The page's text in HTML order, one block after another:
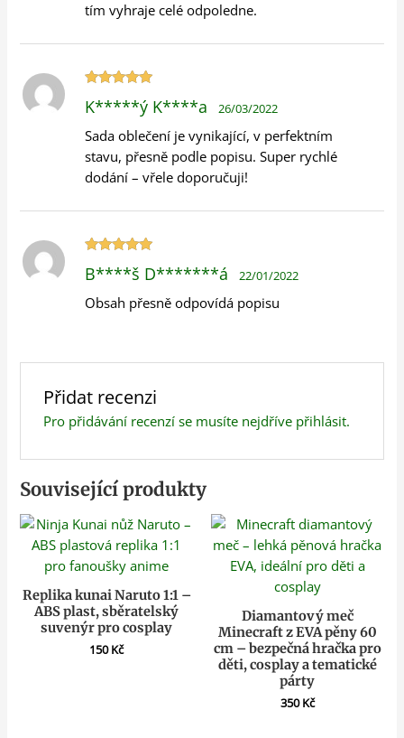
tím vyhraje celé odpoledne.
5z 5
K*****ý K****a 26/03/2022
Sada oblečení je vynikající, v perfektním
stavu, přesně podle popisu. Super rychlé
dodání – vřele doporučuji!
5z 5
B****š D*******á 22/01/2022
Obsah přesně odpovídá popisu
Přidat recenzi
Pro přidávání recenzí se musíte nejdříve přihlásit.
Související produkty
Replika kunai Naruto 1:1 –
ABS plast, sběratelský
suvenýr pro cosplay
150Kč
Diamantový meč
Minecraft z EVA pěny 60
cm – bezpečná hračka pro
děti, cosplay a tematické
párty
350Kč